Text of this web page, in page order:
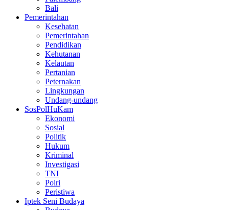
Bali
Pemerintahan
Kesehatan
Pemerintahan
Pendidikan
Kehutanan
Kelautan
Pertanian
Peternakan
Lingkungan
Undang-undang
SosPolHuKam
Ekonomi
Sosial
Politik
Hukum
Kriminal
Investigasi
TNI
Polri
Peristiwa
Iptek Seni Budaya